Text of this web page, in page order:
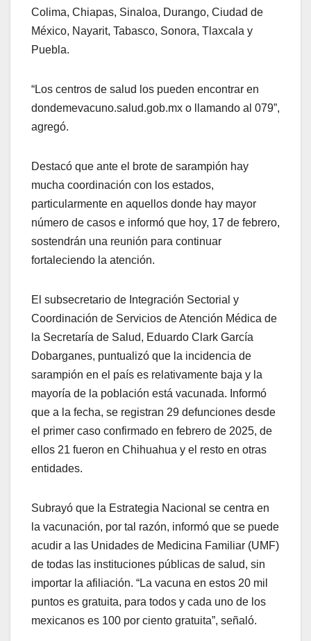
Colima, Chiapas, Sinaloa, Durango, Ciudad de
México, Nayarit, Tabasco, Sonora, Tlaxcala y
Puebla.
“Los centros de salud los pueden encontrar en
dondemevacuno.salud.gob.mx o llamando al 079”,
agregó.
Destacó que ante el brote de sarampión hay
mucha coordinación con los estados,
particularmente en aquellos donde hay mayor
número de casos e informó que hoy, 17 de febrero,
sostendrán una reunión para continuar
fortaleciendo la atención.
El subsecretario de Integración Sectorial y
Coordinación de Servicios de Atención Médica de
la Secretaría de Salud, Eduardo Clark García
Dobarganes, puntualizó que la incidencia de
sarampión en el país es relativamente baja y la
mayoría de la población está vacunada. Informó
que a la fecha, se registran 29 defunciones desde
el primer caso confirmado en febrero de 2025, de
ellos 21 fueron en Chihuahua y el resto en otras
entidades.
Subrayó que la Estrategia Nacional se centra en
la vacunación, por tal razón, informó que se puede
acudir a las Unidades de Medicina Familiar (UMF)
de todas las instituciones públicas de salud, sin
importar la afiliación. “La vacuna en estos 20 mil
puntos es gratuita, para todos y cada uno de los
mexicanos es 100 por ciento gratuita”, señaló.